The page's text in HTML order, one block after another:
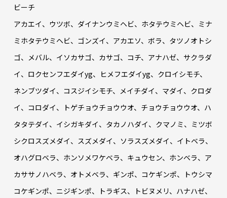
ビーチ
アカエイ、ウツボ、ダイナンウミヘビ、ホタテウミヘビ、ミナ
ミホタテウミヘビ、ゴンズイ、アカエソ、ボラ、タツノオトシ
ゴ、メバル、イソカサゴ、カサゴ、コチ、アナハゼ、サクラダ
イ、ロクセンフエダイyg、ヒメフエダイyg、クロイシモチ、
ネンブツダイ、コスジイシモチ、メイチダイ、マダイ、クロダ
イ、コロダイ、トゲチョウチョウウオ、チョウチョウウオ、ハ
タタテダイ、イシガキダイ、タカノハダイ、クマノミ、ミツボ
シクロスズメダイ、スズメダイ、ソラスズメダイ、イトベラ、
オハグロベラ、ホンソメワケベラ、キュウセン、ホンベラ、ア
カササノハベラ、オトメベラ、ギンポ、コケギンポ、トウシマ
コケギンポ、ニジギンポ、トラギス、トビヌメリ、ハナハゼ、